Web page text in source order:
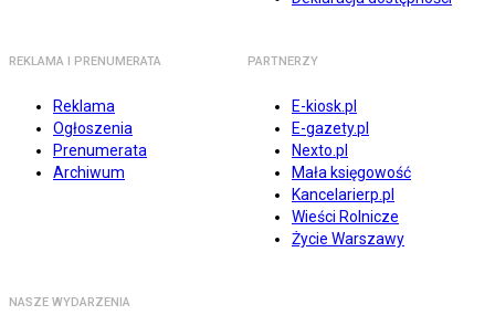
REKLAMA I PRENUMERATA
Reklama
Ogłoszenia
Prenumerata
Archiwum
PARTNERZY
E-kiosk.pl
E-gazety.pl
Nexto.pl
Mała księgowość
Kancelarierp.pl
Wieści Rolnicze
Życie Warszawy
NASZE WYDARZENIA